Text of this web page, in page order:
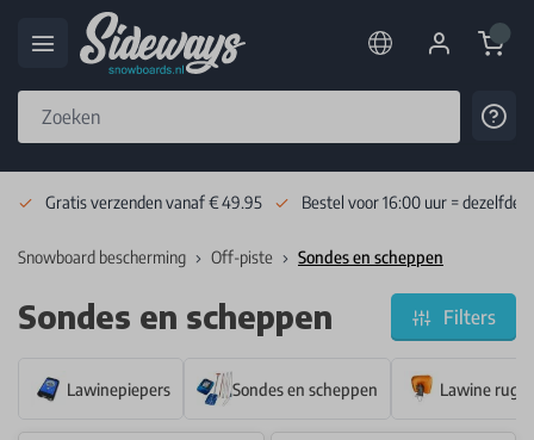
Cart
Gratis verzenden vanaf € 49.95 Bestel voor 16:00 uur = dezelfde
Snowboard bescherming Off-piste Sondes en scheppen
Sondes en scheppen Filters
Lawinepiepers Sondes en scheppen Lawine